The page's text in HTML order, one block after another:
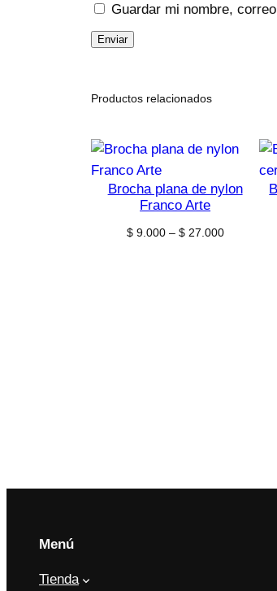
Guardar mi nombre,
Productos relacionados
Brocha plana de nylon
Franco Arte
$9.000 – $27.000Price
Menú
Tienda